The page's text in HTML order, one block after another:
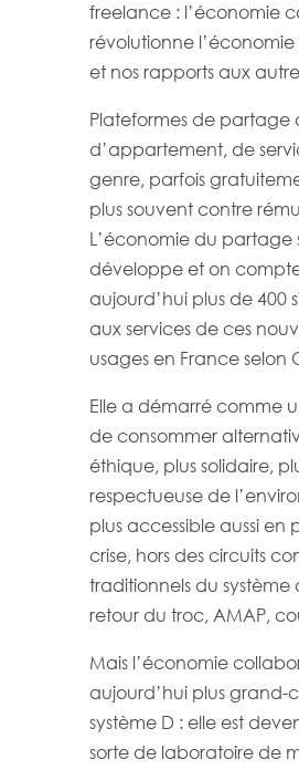
freelance : l’économie
révolutionne
et nos rapports aux
Plateformes de partage
d’appartement, de
genre, parfois
plus souvent contre
L’économie du partage
développe et on
aujourd’hui plus de 400
aux services de ces
usages en France selon
Elle a démarré comme
de consommer
éthique, plus solidaire,
respectueuse de
plus accessible aussi en
crise, hors des circuits
traditionnels du système
retour du troc, AMAP,
Mais l’économie
aujourd’hui plus grand-
système D : elle est
sorte de laboratoire de